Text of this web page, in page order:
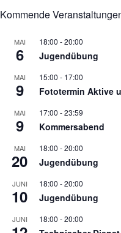
Kommende
MAI
6
18:00 -20:00
Jugendübung
MAI
9
15:00 - 17:00
Fototermin Aktive
MAI
9
17:00 -23:59
Kommersabend
MAI
20
18:00 -20:00
Jugendübung
JUNI
10
18:00 -20:00
Jugendübung
JUNI 18:00 -20:00